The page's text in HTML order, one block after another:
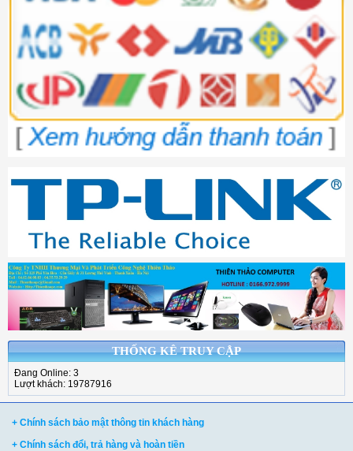
THỐNG KÊ TRUY CẬP
Đang Online: 3
Lượt khách: 19787916
+ Chính sách bảo mật thông tin khách hàng
+ Chính sách đổi, trả hàng và hoàn tiền